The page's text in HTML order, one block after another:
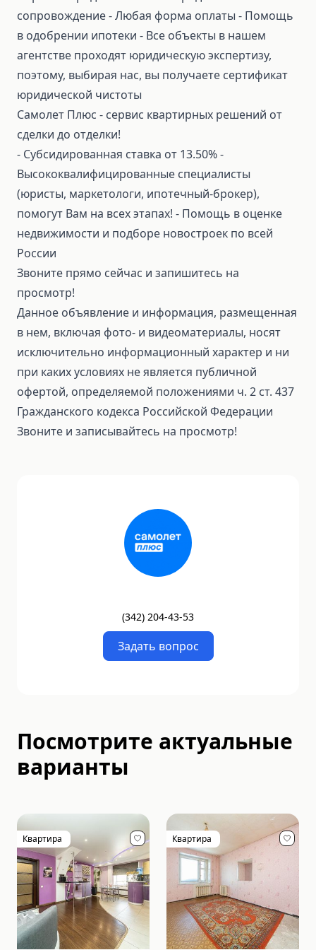
сопровождение ⁃ Любая форма оплаты ⁃ Помощь
в одобрении ипотеки ⁃ Все объекты в нашем
агентстве проходят юридическую экспертизу,
поэтому, выбирая нас, вы получаете сертификат
юридической чистоты
Самолет Плюс - сервис квартирных решений от
сделки до отделки!
⁃ Субсидированная ставка от 13.50% ⁃
Высококвалифицированные специалисты
(юристы, маркетологи, ипотечный-брокер),
помогут Вам на всех этапах! ⁃ Помощь в оценке
недвижимости и подборе новостроек по всей
России
Звоните прямо сейчас и запишитесь на
просмотр!
Данное объявление и информация, размещенная
в нем, включая фото- и видеоматериалы, носят
исключительно информационный характер и ни
при каких условиях не является публичной
офертой, определяемой положениями ч. 2 ст. 437
Гражданского кодекса Российской Федерации
Звоните и записывайтесь на просмотр!
(342) 204-43-53
Задать вопрос
Посмотрите актуальные
варианты
Квартира Квартира